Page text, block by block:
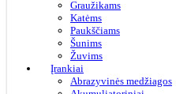
Graužikams
Katėms
Paukščiams
Šunims
Žuvims
Įrankiai
Abrazyvinės medžiagos